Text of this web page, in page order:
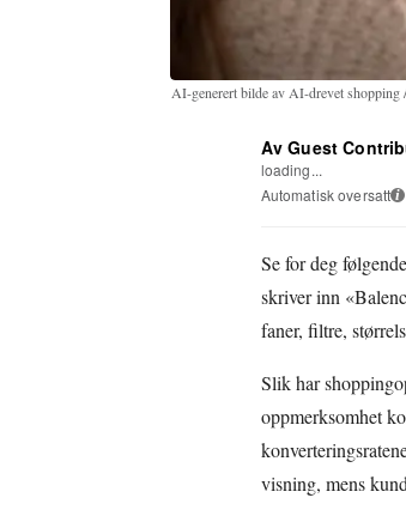
AI-generert bilde av AI-drevet
Av Guest
loading...
Automatisk oversatt i
Se for deg
skriver inn
faner, filtre,
Slik har
oppmerksomhet
visning, mens